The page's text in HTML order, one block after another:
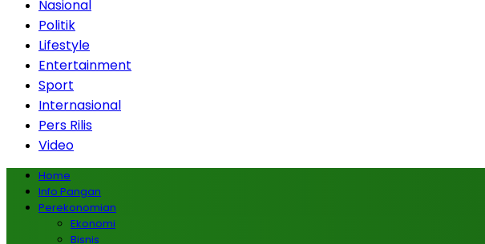
Nasional
Politik
Lifestyle
Entertainment
Sport
Internasional
Pers Rilis
Video
Home
Info Pangan
Perekonomian
Ekonomi
Bisnis